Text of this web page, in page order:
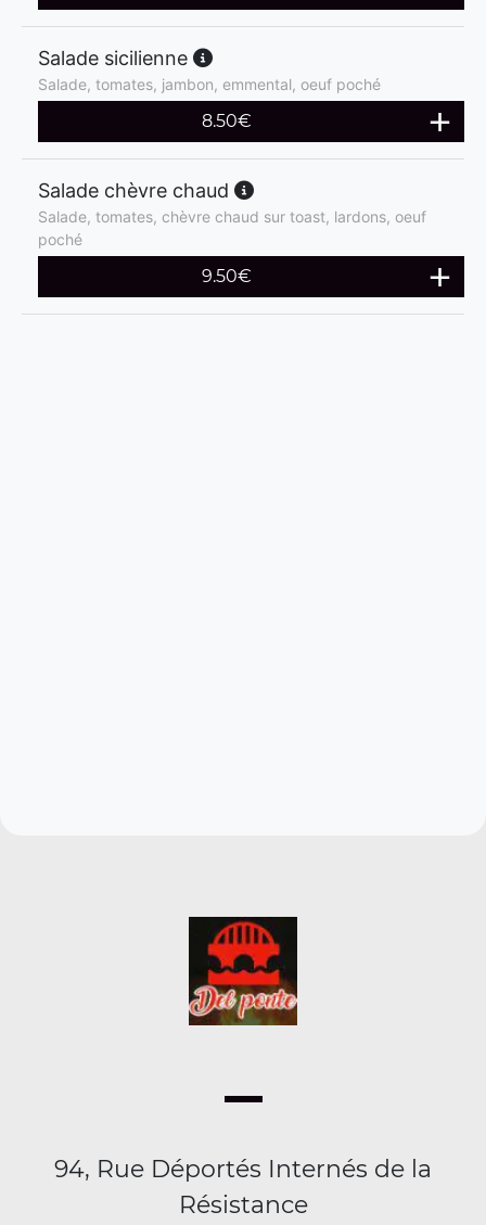
Salade sicilienne
Salade, tomates, jambon, emmental, oeuf poché
8.50€
Salade chèvre chaud
Salade, tomates, chèvre chaud sur toast, lardons, oeuf
poché
9.50€
94, Rue Déportés Internés de la
Résistance